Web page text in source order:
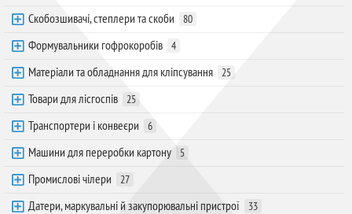
Скобозшивачі, степлери та скоби 80
Формувальники гофрокоробів 4
Матеріали та обладнання для кліпсування 25
Товари для лісгоспів 25
Транспортери і конвеєри 6
Машини для переробки картону 5
Промислові чілери 27
Датери, маркувальні й закупорювальні пристрої 33